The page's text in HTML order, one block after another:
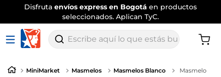
Envíotradicional gratispor comprassuperiores a $120.000
Aplican TyC
Escribe aquí lo que estás buscando
MiniMarket Masmelos Masmelos Blanco
Masmelo